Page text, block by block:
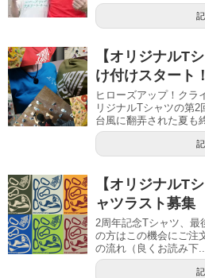
【オリジナルT
け付けスタート！
ヒローズアップ！クラ
リジナルTシャツの第2
台風に翻弄された夏も
【オリジナルT
ャツラスト募集
2周年記念Tシャツ、最
の方はこの機会にご注
の流れ（良くお読み下